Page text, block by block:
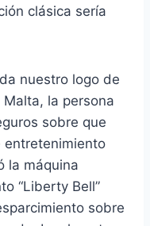
clásica serí­a
nuestro logo de
la persona
sobre que
entretenimiento
la máquina
“Liberty Bell”
sobre